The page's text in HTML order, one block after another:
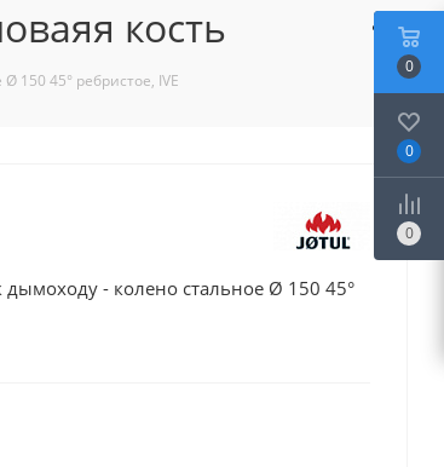
кость
150 45° ребристое, IVE
- колено стальное Ø 150 45°
0
0
0